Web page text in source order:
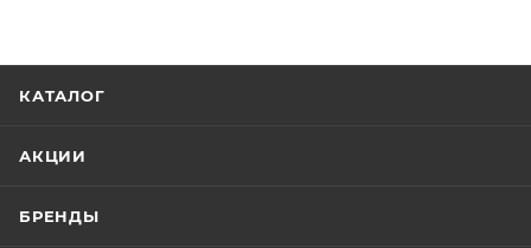
КАТАЛОГ
АКЦИИ
БРЕНДЫ